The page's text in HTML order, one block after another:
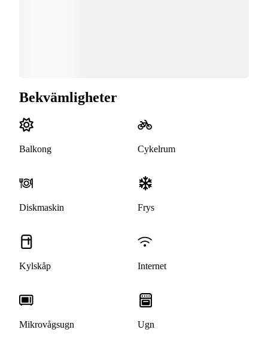
Bekvämligheter
Balkong Cykelrum
Diskmaskin Frys
Kylskåp Internet
Mikrovågsugn Ugn